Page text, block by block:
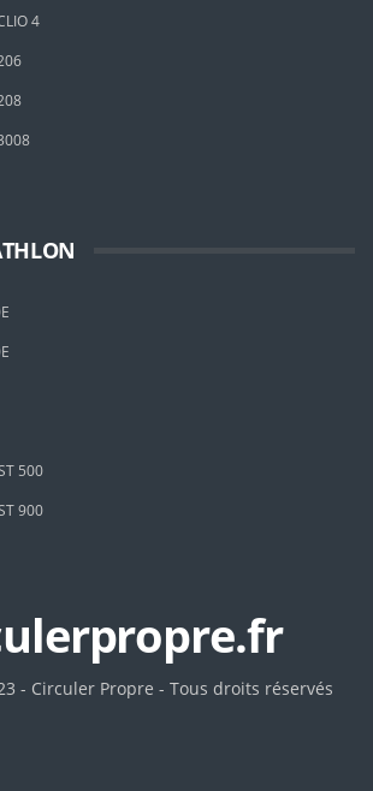
4
500
900
- Circuler Propre - Tous droits réservés